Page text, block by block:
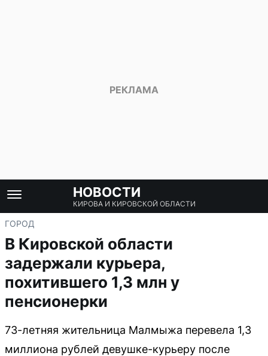
НОВОСТИ
КИРОВА И КИРОВСКОЙ ОБЛАСТИ
ГОРОД
В Кировской области
задержали курьера,
похитившего 1,3 млн у
пенсионерки
73-летняя жительница Малмыжа перевела 1,3
миллиона рублей девушке-курьеру после